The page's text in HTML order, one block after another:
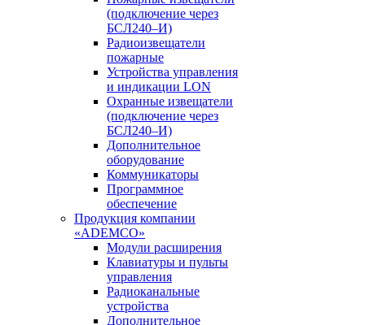
(подключение через
БСЛ240–И)
Радиоизвещатели
пожарные
Устройства управления
и индикации LON
Охранные извещатели
(подключение через
БСЛ240–И)
Дополнительное
оборудование
Коммуникаторы
Программное
обеспечение
Продукция компании
«ADEMCO»
Модули расширения
Клавиатуры и пульты
управления
Радиоканальные
устройства
Дополнительное